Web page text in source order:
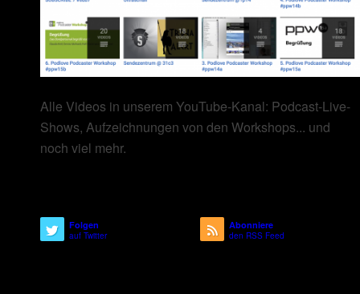
Alle Videos in unserem YouTube-Kanal: Podcast-Live-
Shows, Aufzeichnungen von den Workshops... und
noch viel mehr.
Folgen
auf Twitter
Abonniere
den RSS Feed